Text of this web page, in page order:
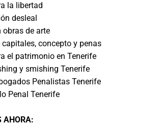
la libertad
desleal
de arte
capitales, concepto y penas
el patrimonio en Tenerife
y smishing Tenerife
Penalistas Tenerife
Penal Tenerife
AHORA: